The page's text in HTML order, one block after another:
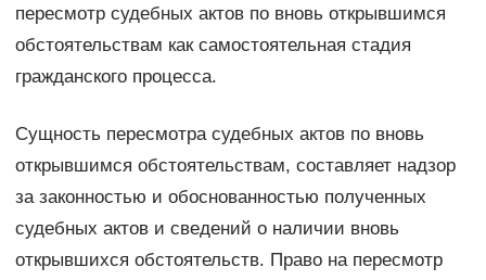
пересмотр судебных актов по вновь открывшимся
обстоятельствам как самостоятельная стадия
гражданского процесса.
Сущность пересмотра судебных актов по вновь
открывшимся обстоятельствам, составляет надзор
за законностью и обоснованностью полученных
судебных актов и сведений о наличии вновь
открывшихся обстоятельств. Право на пересмотр